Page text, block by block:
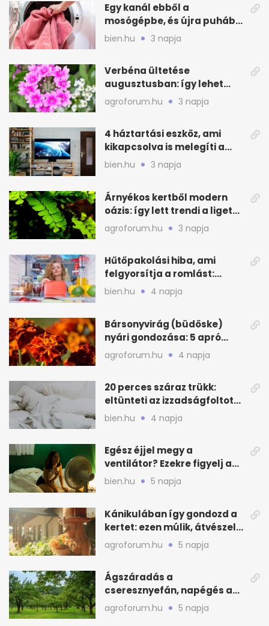
Egy kanál ebből a
mosógépbe, és újra puhább
lesz a törölköző
bien.hu 3 napja
Verbéna ültetése
augusztusban: így lehet
még idén virágos a kert
agroforum.hu 3 napja
4 háztartási eszköz, ami
kikapcsolva is melegíti a
lakást
bien.hu 3 napja
Árnyékos kertből modern
oázis: így lett trendi a ligetes
zöld
agroforum.hu 3 napja
Hűtőpakolási hiba, ami
felgyorsítja a romlást:
zónákra figyelj
bien.hu 4 napja
Bársonyvirág (büdöske)
nyári gondozása: 5 apró
lépés a dús virágzásért
agroforum.hu 4 napja
20 perces száraz trükk:
eltünteti az izzadságfoltot
és a szagot a matracról
bien.hu 4 napja
Egész éjjel megy a
ventilátor? Ezekre figyelj a
hőségben alvásnál
bien.hu 5 napja
Kánikulában így gondozd a
kertet: ezen múlik, átvészeli-
e a hőséget
agroforum.hu 5 napja
Ágszáradás a
cseresznyefán, napégés a
kajszin: mit tehetsz most?
agroforum.hu 5 napja